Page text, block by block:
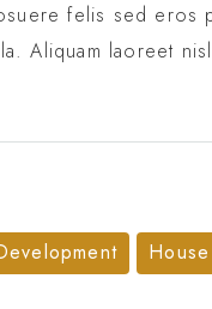
felis sed eros
Aliquam laoreet